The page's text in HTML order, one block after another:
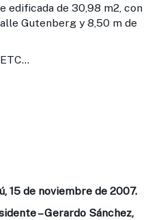
edificada de 30,98 m2, con
Gutenberg y 8,50 m de
15 de noviembre de 2007.
– Gerardo Sánchez,